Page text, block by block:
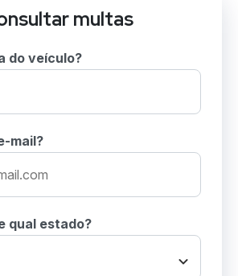
multas
do veículo?
mail?
qual estado?